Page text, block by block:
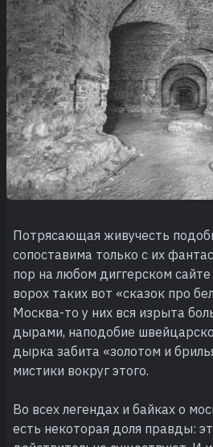
Потрясающая живучесть
сопоставима только с их
пор на любом диггерском
ворох таких вот «сказок про
Москва-то у них вся изрыта
дырами, наподобие
дырка забита «золотом и
мистики вокруг этого.
Во всех легендах и байках о
есть некоторая доля правды: